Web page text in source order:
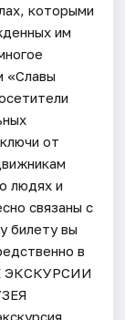
которыми
им
«Славы
от
людях и
связаны с
билету вы
в
ЭКСКУРСИИ